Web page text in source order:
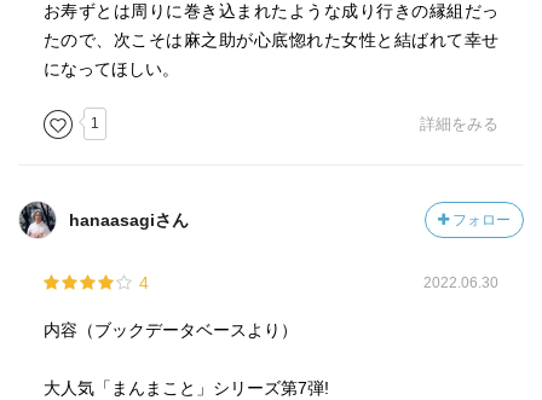
お寿ずとは周りに巻き込まれたような成り行きの縁組だっ
たので、次こそは麻之助が心底惚れた女性と結ばれて幸せ
になってほしい。
1 詳細をみる
hanaasagiさん フォロー
4 2022.06.30
内容（ブックデータベースより）
大人気「まんまこと」シリーズ第7弾!